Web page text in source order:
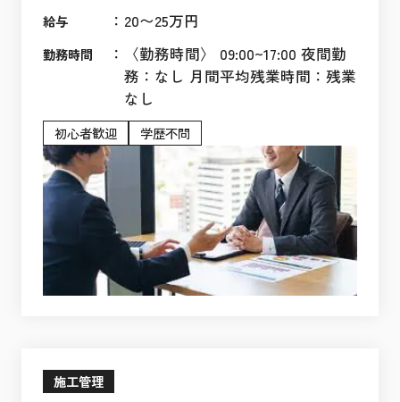
給与 ： 20〜25万円
勤務時間 ：
〈勤務時間〉 09:00~17:00 夜間勤
務：なし 月間平均残業時間：残業
なし
初心者歓迎 学歴不問
施工管理